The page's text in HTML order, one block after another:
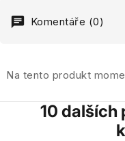
Komentáře (0)
Na tento produkt
10 dalších